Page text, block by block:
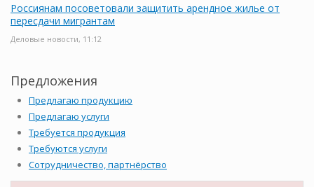
Россиянам посоветовали защитить арендное жилье от
пересдачи мигрантам
Деловые новости, 11:12
Предложения
Предлагаю продукцию
Предлагаю услуги
Требуется продукция
Требуются услуги
Сотрудничество, партнёрство